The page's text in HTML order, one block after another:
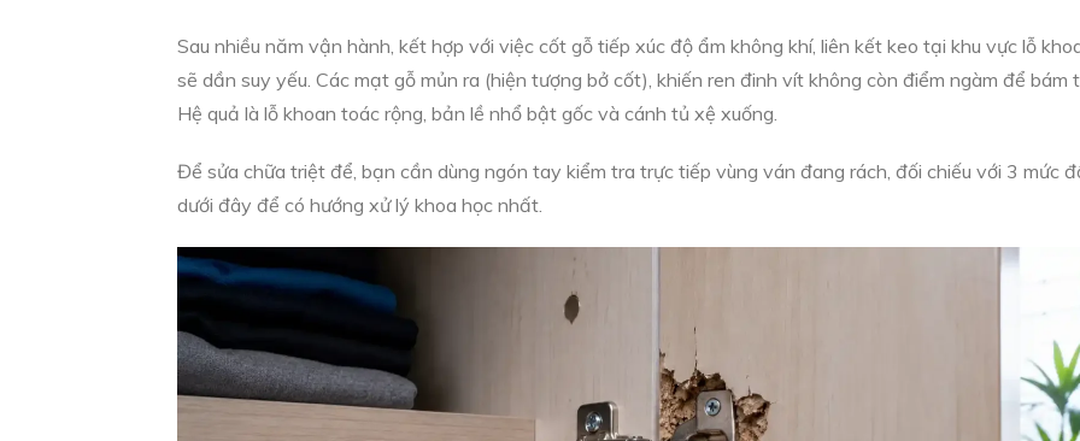
Sau nhiều năm vận hành, kết hợp với việc cốt gỗ tiếp xúc độ ẩm không khí, liên kết keo tại khu vực lỗ
sẽ dần suy yếu. Các mạt gỗ mủn ra (hiện tượng bở cốt), khiến ren đinh vít không còn điểm ngàm để bám
Hệ quả là lỗ khoan toác rộng, bản lề nhổ bật gốc và cánh tủ xệ xuống.
Để sửa chữa triệt để, bạn cần dùng ngón tay kiểm tra trực tiếp vùng ván đang rách, đối chiếu với 3 mức
dưới đây để có hướng xử lý khoa học nhất.